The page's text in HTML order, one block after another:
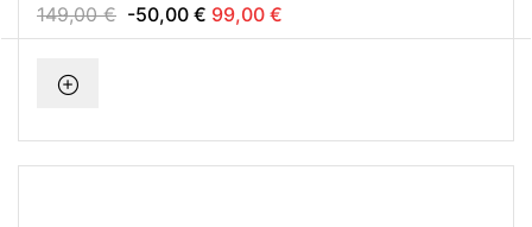
149,00 € -50,00 € 99,00 €